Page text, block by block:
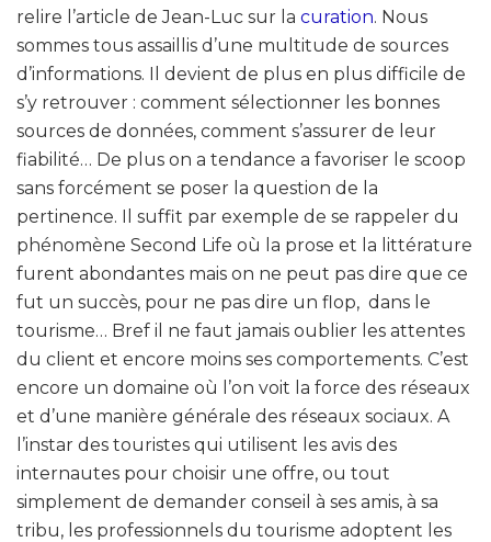
relire l’article de Jean-Luc sur la curation. Nous
sommes tous assaillis d’une multitude de sources
d’informations. Il devient de plus en plus difficile de
s’y retrouver : comment sélectionner les bonnes
sources de données, comment s’assurer de leur
fiabilité… De plus on a tendance a favoriser le scoop
sans forcément se poser la question de la
pertinence. Il suffit par exemple de se rappeler du
phénomène Second Life où la prose et la littérature
furent abondantes mais on ne peut pas dire que ce
fut un succès, pour ne pas dire un flop, dans le
tourisme… Bref il ne faut jamais oublier les attentes
du client et encore moins ses comportements. C’est
encore un domaine où l’on voit la force des réseaux
et d’une manière générale des réseaux sociaux. A
l’instar des touristes qui utilisent les avis des
internautes pour choisir une offre, ou tout
simplement de demander conseil à ses amis, à sa
tribu, les professionnels du tourisme adoptent les